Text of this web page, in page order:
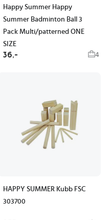
Happy Summer Happy
Summer Badminton Ball 3
Pack Multi/patterned ONE
SIZE
36,- 4
HAPPY SUMMER Kubb FSC
303700